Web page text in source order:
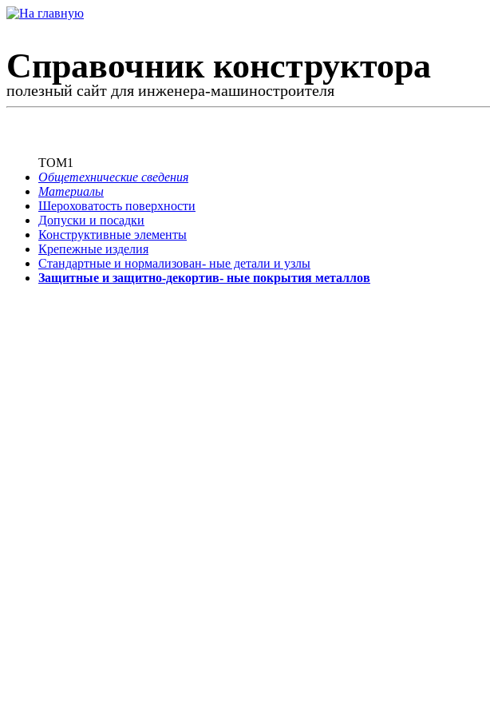
Справочник конструктора
полезный сайт для инженера-машиностроителя
ТОМ1
Общетехнические сведения
Материалы
Шероховатость поверхности
Допуски и посадки
Конструктивные элементы
Крепежные изделия
Стандартные и нормализован- ные детали и узлы
Защитные и защитно-декортив- ные покрытия металлов